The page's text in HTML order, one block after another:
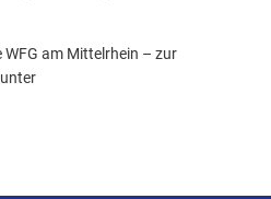
am Mittelrhein – zur